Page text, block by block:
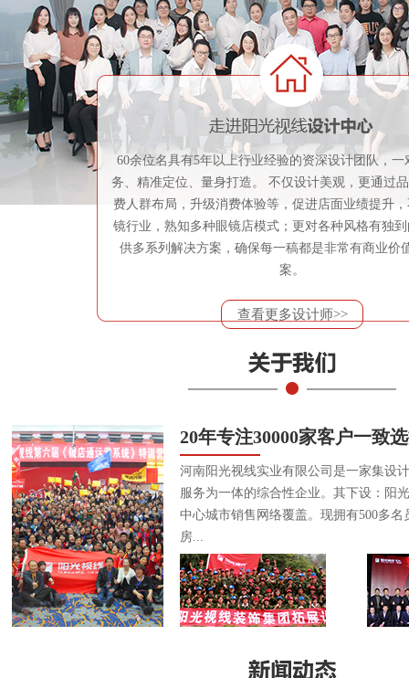
60余位名具有5年以上行业经验的资深设计团队，一
务、精准定位、量身打造。 不仅设计美观，更通过
费人群布局，升级消费体验等，促进店面业绩提升
镜行业，熟知多种眼镜店模式；更对各种风格有独
供多系列解决方案，确保每一稿都是非常有商业价
案。
查看更多设计师>>
20年专注30000家客户一致
河南阳光视线实业有限公司是一家集设
服务为一体的综合性企业。其下设：阳
中心城市销售网络覆盖。现拥有500多
房...